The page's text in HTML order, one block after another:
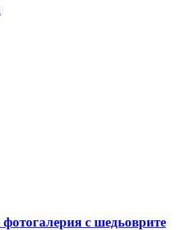
с шедьоврите